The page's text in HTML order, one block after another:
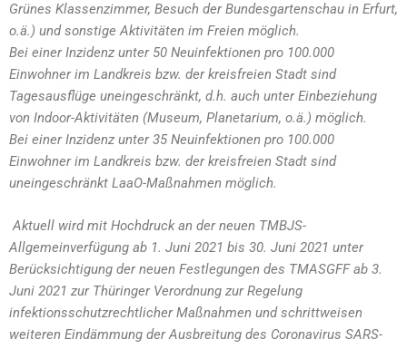
Grünes Klassenzimmer, Besuch der Bundesgartenschau in Erfurt,
o.ä.) und sonstige Aktivitäten im Freien möglich.
Bei einer Inzidenz unter 50 Neuinfektionen pro 100.000
Einwohner im Landkreis bzw. der kreisfreien Stadt sind
Tagesausflüge uneingeschränkt, d.h. auch unter Einbeziehung
von Indoor-Aktivitäten (Museum, Planetarium, o.ä.) möglich.
Bei einer Inzidenz unter 35 Neuinfektionen pro 100.000
Einwohner im Landkreis bzw. der kreisfreien Stadt sind
uneingeschränkt LaaO-Maßnahmen möglich.
Aktuell wird mit Hochdruck an der neuen TMBJS-
Allgemeinverfügung ab 1. Juni 2021 bis 30. Juni 2021 unter
Berücksichtigung der neuen Festlegungen des TMASGFF ab 3.
Juni 2021 zur Thüringer Verordnung zur Regelung
infektionsschutzrechtlicher Maßnahmen und schrittweisen
weiteren Eindämmung der Ausbreitung des Coronavirus SARS-